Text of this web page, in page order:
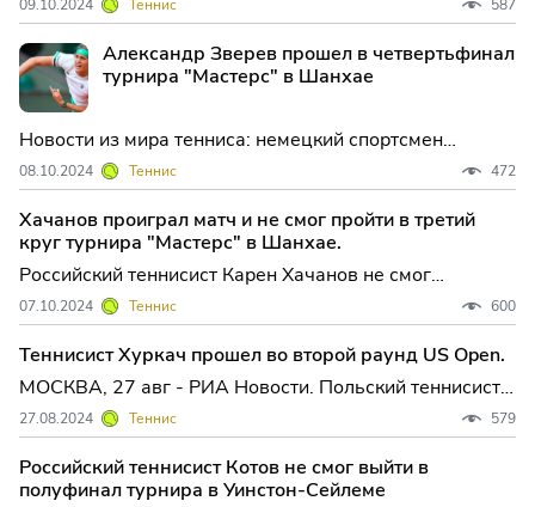
"Мастерс" в Шанхае, призовой фонд которого
составляет почти 9 миллионов ...
09.10.2024 Теннис 587
Александр Зверев прошел в четвертьфинал
турнира "Мастерс" в Шанхае
Новости из мира тенниса: немецкий спортсмен
Александр Зверев продолжает показывать высокий
уровень игры, радуя своих поклонников новыми
победами. На этот раз он успешно преодолел
препятствие и вышел в четвертьфинал турнира
"Мастерс" в Шанхае.
08.10.2024 Теннис 472
Хачанов проиграл матч и не смог пройти в третий
круг турнира "Мастерс" в Шанхае.
Российский теннисист Карен Хачанов не смог
пробиться в третий круг турнира серии "Мастерс" в
Шанхае, призовой фонд которого составляет почти 9
миллионов долларов. Во встр...
07.10.2024 Теннис 600
Теннисист Хуркач прошел во второй раунд US Open.
МОСКВА, 27 авг - РИА Новости. Польский теннисист
Хуберт Хуркач пробился во второй круг Открытого
чемпионата США, который проходит в Нью-Йорке. В
матче первого круга Хуркач (7-й номер посева)
переигра...
27.08.2024 Теннис 579
Российский теннисист Котов не смог выйти в
полуфинал турнира в Уинстон-Сейлеме